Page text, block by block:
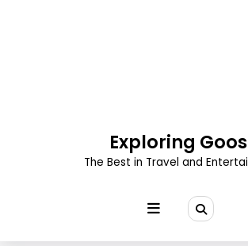
Exploring
The Best in Travel and